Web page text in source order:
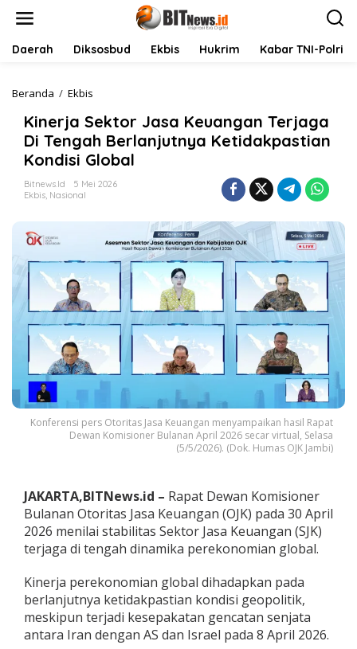
Daerah Diksosbud Ekbis Hukrim Kabar TNI-Polri
Beranda / Ekbis
n
e
r
j
a
k
r
J
s
a
e
a
n
g
a
n
j
a
g
a
D
T
e
n
g
a
Kinerja Sektor Jasa Keuangan Terjaga
Di Tengah Berlanjutnya Ketidakpastian
Kondisi Global
Bitnews.id
5 Mei 2026
Ekbis, Nasional
Konferensi pers Otoritas Jasa Keuangan menyampaikan hasil Rapat
Dewan Komisioner Bulanan April 2026 secar virtual, Selasa
(5/5/2026). (Dok. Humas OJK Jambi)
JAKARTA,BITNews.id – Rapat Dewan Komisioner
Bulanan Otoritas Jasa Keuangan (OJK) pada 30 April
2026 menilai stabilitas Sektor Jasa Keuangan (SJK)
terjaga di tengah dinamika perekonomian global.
Kinerja perekonomian global dihadapkan pada
berlanjutnya ketidakpastian kondisi geopolitik,
meskipun terjadi kesepakatan gencatan senjata
antara Iran dengan AS dan Israel pada 8 April 2026.